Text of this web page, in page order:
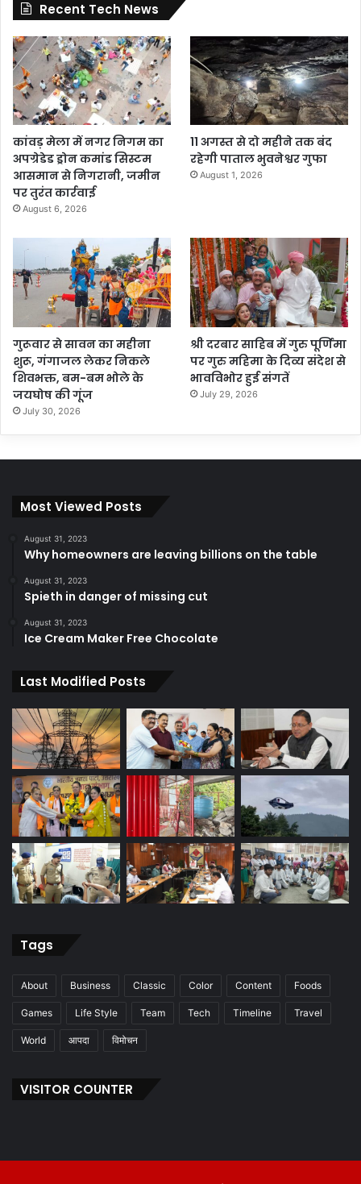
Recent Tech News
कांवड़ मेला में नगर निगम का
अपग्रेडेड ड्रोन कमांड सिस्टम
आसमान से निगरानी, जमीन
पर तुरंत कार्रवाई
August 6, 2026
11 अगस्त से दो महीने तक बंद
रहेगी पाताल भुवनेश्वर गुफा
August 1, 2026
गुरूवार से सावन का महीना
शुरू, गंगाजल लेकर निकले
शिवभक्त, बम-बम भोले के
जयघोष की गूंज
July 30, 2026
श्री दरबार साहिब में गुरु पूर्णिमा
पर गुरु महिमा के दिव्य संदेश से
भावविभोर हुई संगतें
July 29, 2026
Most Viewed Posts
August 31, 2023
Why homeowners are leaving billions on the table
August 31, 2023
Spieth in danger of missing cut
August 31, 2023
Ice Cream Maker Free Chocolate
Last Modified Posts
Tags
About Business Classic Color Content Foods
Games Life Style Team Tech Timeline Travel
World आपदा विमोचन
VISITOR COUNTER